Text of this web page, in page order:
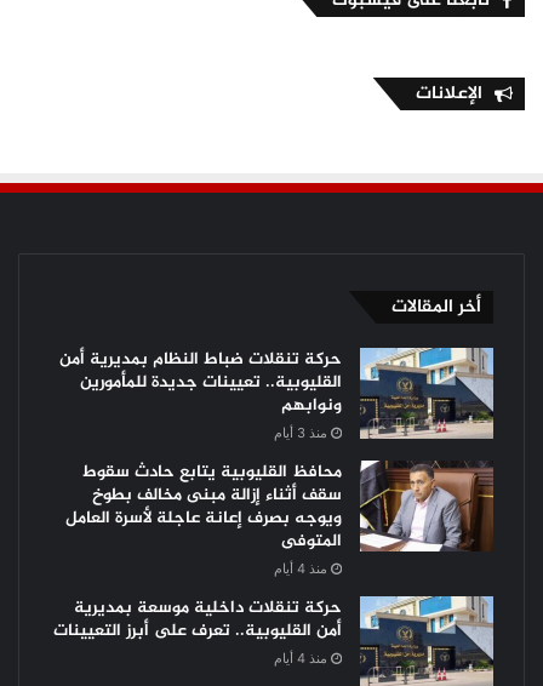
الإعلانات
أخر المقالات
حركة تنقلات ضباط النظام بمديرية أمن
القليوبية.. تعيينات جديدة للمأمورين
ونوابهم
منذ 3 أيام
محافظ القليوبية يتابع حادث سقوط
سقف أثناء إزالة مبنى مخالف بطوخ
ويوجه بصرف إعانة عاجلة لأسرة العامل
المتوفى
منذ 4 أيام
حركة تنقلات داخلية موسعة بمديرية
أمن القليوبية.. تعرف على أبرز التعيينات
منذ 4 أيام